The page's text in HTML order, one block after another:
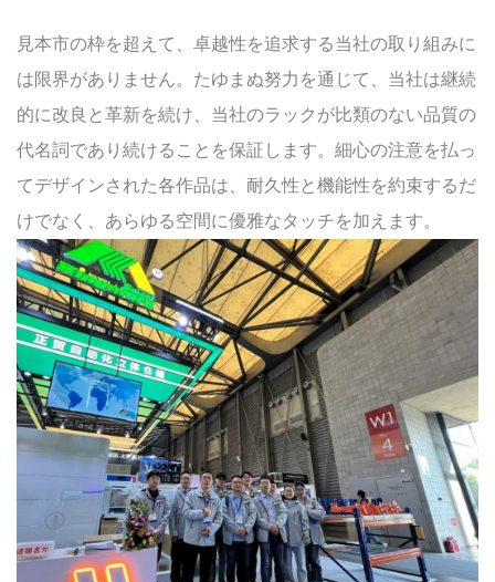
見本市の枠を超えて、卓越性を追求する当社の取り組みに
は限界がありません。たゆまぬ努力を通じて、当社は継続
的に改良と革新を続け、当社のラックが比類のない品質の
代名詞であり続けることを保証します。細心の注意を払っ
てデザインされた各作品は、耐久性と機能性を約束するだ
けでなく、あらゆる空間に優雅なタッチを加えます。